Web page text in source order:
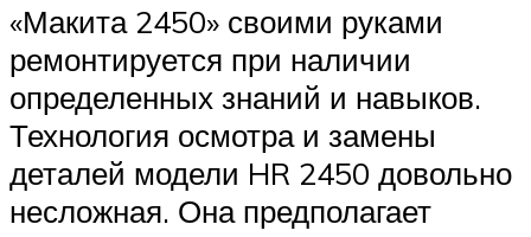
«Макита 2450» своими руками
ремонтируется при наличии
определенных знаний и навыков.
Технология осмотра и замены
деталей модели HR 2450 довольно
несложная. Она предполагает